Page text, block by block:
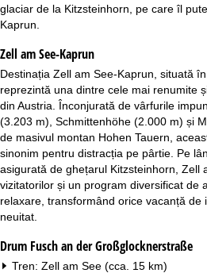
glaciar de la Kitzsteinhorn, pe care îl
Kaprun.
Zell am See-Kaprun
Destinația Zell am See-Kaprun, situată
reprezintă una dintre cele mai renumite
din Austria. Înconjurată de vârfurile
(3.203 m), Schmittenhöhe (2.000 m) și
de masivul montan Hohen Tauern,
sinonim pentru distracția pe pârtie. Pe
asigurată de ghețarul Kitzsteinhorn, Zell
vizitatorilor și un program diversificat de
relaxare, transformând orice vacanță
neuitat.
Drum Fusch an der Großglocknerstraße
Tren: Zell am See (cca. 15 km)